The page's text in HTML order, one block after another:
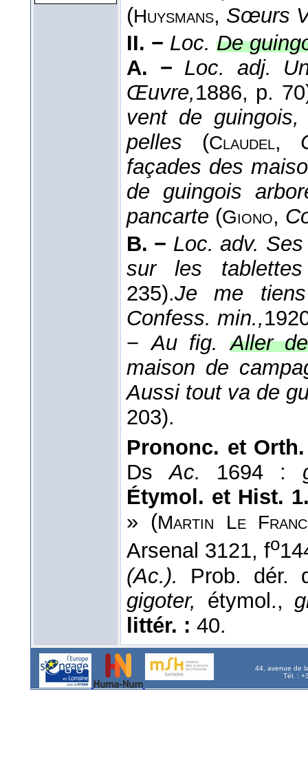
(Huysmans, Sœurs
II. − Loc. De
A. − Loc. adj.
Œuvre,1886, p.
vent de
pelles (Claudel,
façades des
de guingois
pancarte (Giono,
B. − Loc. adv.
sur les
235).Je me
Confess. min.,
−Au fig.
Aller
maison de
Aussi tout va de
203).
Prononc. et
DsAc. 1694 :
Étymol. et Hist.
» (Martin Le Franc
Arsenal 3121, fo
(Ac.). Prob.
gigoter, étymol.,
littér. : 40.
44, avenue de
Tél. :